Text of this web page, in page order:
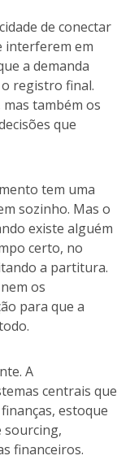
de conectar
interferem em
a demanda
registro final.
também os
que
tem uma
sozinho. Mas o
existe alguém
certo, no
a partitura.
os
para que a
A
centrais que
estoque
sourcing,
financeiros.